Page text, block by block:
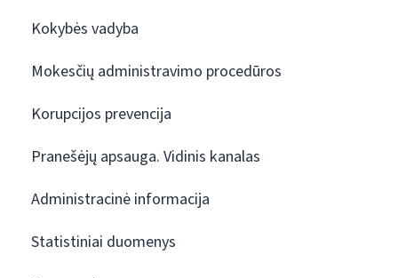
Kokybės vadyba
Mokesčių administravimo procedūros
Korupcijos prevencija
Pranešėjų apsauga. Vidinis kanalas
Administracinė informacija
Statistiniai duomenys